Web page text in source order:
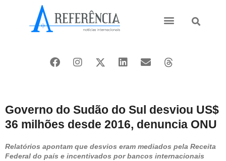
Governo do Sudão do Sul desviou US$
36 milhões desde 2016, denuncia ONU
Relatórios apontam que desvios eram mediados pela Receita
Federal do país e incentivados por bancos internacionais